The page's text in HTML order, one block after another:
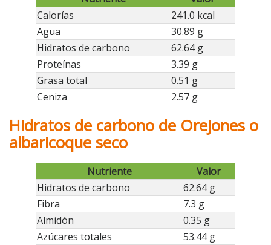
Calorías
241.0 kcal
Agua
30.89 g
Hidratos de carbono
62.64 g
Proteínas
3.39 g
Grasa total
0.51 g
Ceniza
2.57 g
Hidratos de carbono de Orejones o
albaricoque seco
Nutriente
Valor
Hidratos de carbono
62.64 g
Fibra
7.3 g
Almidón
0.35 g
Azúcares totales
53.44 g